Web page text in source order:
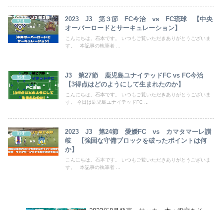
戦術
2023 J3 第３節 FC今治 vs FC琉球 【中央
オーバーロードとサーキュレーション】
こんにちは。石本です。 いつもご覧いただきありがとうございま
す。 本記事の執筆者 ...
戦術
J3 第27節 鹿児島ユナイテッドFC vs FC今治
【3得点はどのようにして生まれたのか】
こんにちは。石本です。 いつもご覧いただきありがとうございま
す。 今日は鹿児島ユナイテッドFC ...
戦術
2023 J3 第24節 愛媛FC vs カマタマーレ讃
岐 【強固な守備ブロックを破ったポイントは何
か】
こんにちは。石本です。 いつもご覧いただきありがとうございま
す。 本記事の執筆者 ...